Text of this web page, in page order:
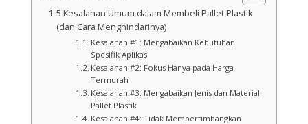
5 Kesalahan Umum dalam Membeli Pallet Plastik
(dan Cara Menghindarinya)
Kesalahan #1: Mengabaikan Kebutuhan
Spesifik Aplikasi
Kesalahan #2: Fokus Hanya pada Harga
Termurah
Kesalahan #3: Mengabaikan Jenis dan Material
Pallet Plastik
Kesalahan #4: Tidak Mempertimbangkan